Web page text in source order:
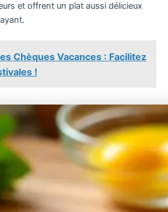
et offrent un plat aussi délicieux
Chèques Vacances : Facilitez
!